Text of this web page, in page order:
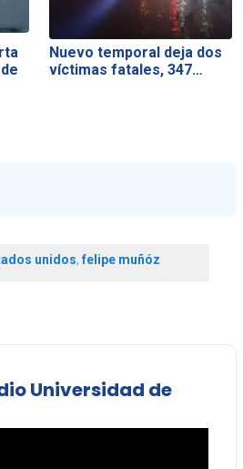
Nuevo temporal deja dos
víctimas fatales, 347…
unidos,felipe muñóz
Universidad de